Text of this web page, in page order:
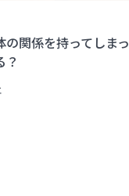
の関係を持ってしま
？